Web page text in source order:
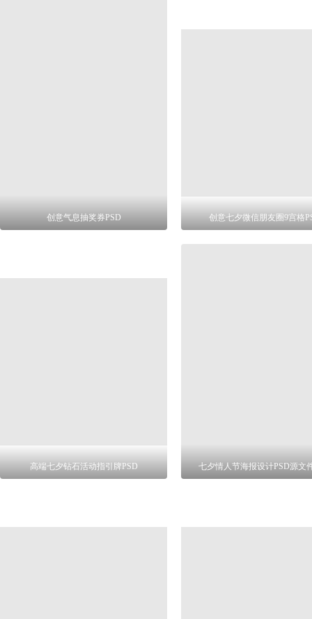
创意气息抽奖券PSD 创意七夕微信朋友圈9宫格
高端七夕钻石活动指引牌PSD 七夕情人节海报设计PSD源文